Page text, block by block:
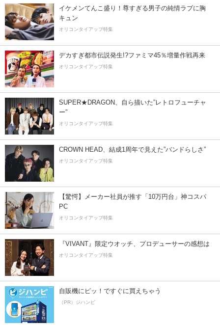
イケメンてんこ盛り！尊すぎる男子の純情ラブに胸
キュン
オリコンタイアップ特集
デカすぎ都市伝説発生!?ファミマ45％増量作戦再来
オリコンタイアップ特集
SUPER★DRAGON、自ら描いた”レトロフューチャ
ー”
オリコンタイアップ特集
CROWN HEAD、結成1周年で見えた”バンドらしさ”
オリコンタイアップ特集
【驚愕】メーカー社員が推す「10万円台」神コスパ
PC
オリコンタイアップ特集
『VIVANT』限定ウオッチ、プロデューサーの感想は
オリコンタイアップ特集
自販機にピッ！ですぐに買えちゃう
（PR）ジハンピ